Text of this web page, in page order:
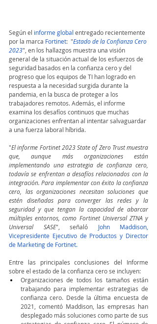
Según el informe global entregado recientemente
por la marca Fortinet:  "Estado de la Confianza Cero
2023", en los hallazgos muestra una visión
general de la situación actual de los esfuerzos de
seguridad basados en la confianza cero y del
progreso que los equipos de TI han logrado en
respuesta a la necesidad surgida durante la
pandemia, en la busca de proteger a los
trabajadores remotos. Además, el informe
examina los desafíos continuos que muchas
organizaciones enfrentan al intentar salvaguardar
a una fuerza laboral híbrida.
"El informe Fortinet 2023 State of Zero Trust muestra
que, aunque más organizaciones están
implementando una estrategia de confianza cero,
todavía se enfrentan a desafíos relacionados con la
integración. Para implementar con éxito la confianza
cero, las organizaciones necesitan soluciones que
estén diseñadas para converger las redes y la
seguridad y que tengan la capacidad de abarcar
múltiples entornos, como Fortinet Universal ZTNA y
Universal SASE", señaló John Maddison,
Vicepresidente Ejecutivo de Productos y Director
de Marketing de Fortinet.
Entre las principales conclusiones del Informe
sobre el estado de la confianza cero se incluyen:
Organizaciones de todos los tamaños están
trabajando para implementar estrategias de
confianza cero. Desde la última encuesta de
2021, comentó Maddison, las empresas han
desplegado más soluciones como parte de sus